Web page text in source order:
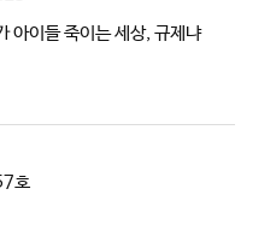
아이들 죽이는 세상, 규제냐
호